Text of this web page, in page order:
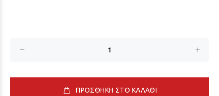
ΠΡΟΣΘΗΚΗ ΣΤΟ ΚΑΛΑΘΙ